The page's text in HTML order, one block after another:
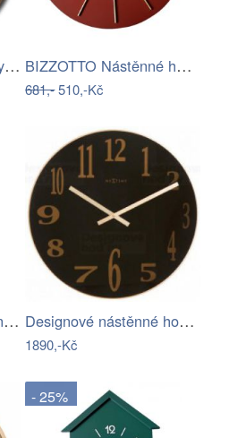
Wallity Nástěnné hodiny Lucko V 50 cm… BIZZOTTO Nástěnné hodiny TIMELINE…
681,-510,-Kč
Ichendorf Milano designové přesýpací… Designové nástěnné hodiny 2472zw…
1890,-Kč
- 25%